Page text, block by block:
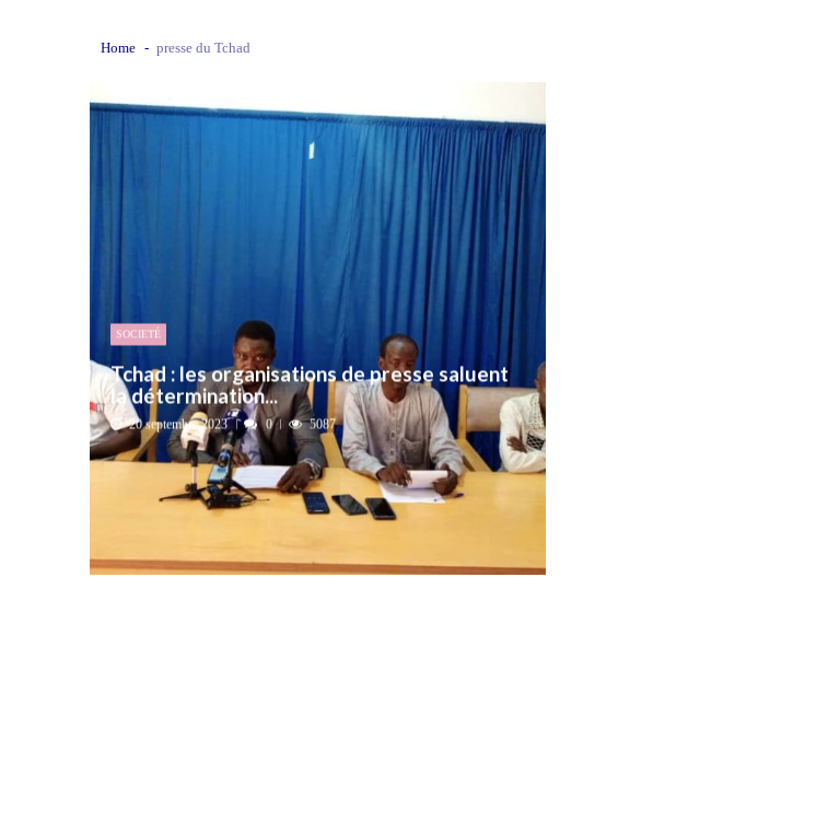
Boko Haram et la nouvelle donne sécuritaire en Afrique de l’Ouest et du Ce...
« Notre arrestation n’a servi à apporter ni un dividende ni une quelconque plus-...
Home presse du Tchad
SOCIETÉ
Tchad : les organisations de presse saluent
la détermination...
20 septembre 2023 0 5087